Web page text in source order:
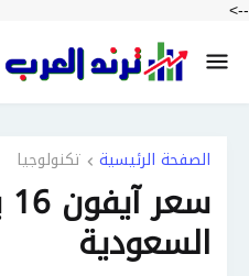
-->
الصفحة الرئيسية تكنولوجيا
السعودية